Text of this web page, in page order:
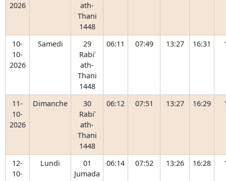
2026
ath-
Thani
1448
10-
10-
2026
Samedi
29
Rabiʿ
ath-
Thani
1448
06:11 07:49 13:27 16:31
11-
10-
2026
Dimanche
30
Rabiʿ
ath-
Thani
1448
06:12 07:51 13:27 16:29
12-
10-
Lundi
01
Jumada
06:14 07:52 13:26 16:28